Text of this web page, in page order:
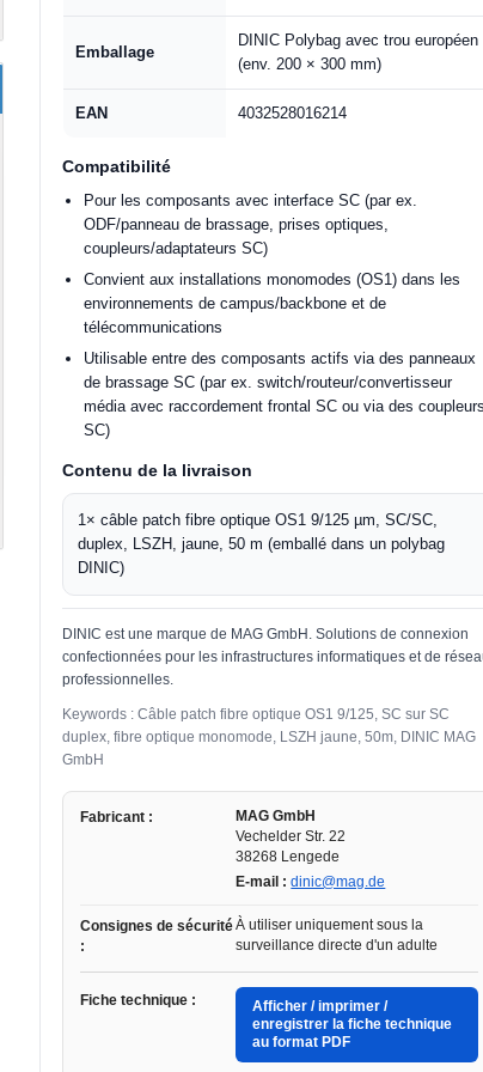
Emballage
DINIC Polybag avec trou européen
(env. 200 × 300 mm)
EAN 4032528016214
Compatibilité
Pour les composants avec interface SC (par ex.
ODF/panneau de brassage, prises optiques,
coupleurs/adaptateurs SC)
Convient aux installations monomodes (OS1) dans les
environnements de campus/backbone et de
télécommunications
Utilisable entre des composants actifs via des panneaux
de brassage SC (par ex. switch/routeur/convertisseur
média avec raccordement frontal SC ou via des
SC)
Contenu de la livraison
1× câble patch fibre optique OS1 9/125 µm, SC/SC,
duplex, LSZH, jaune, 50 m (emballé dans un polybag
DINIC)
DINIC est une marque de MAG GmbH. Solutions de connexion
confectionnées pour les infrastructures informatiques et de
professionnelles.
Keywords : Câble patch fibre optique OS1 9/125, SC sur SC
duplex, fibre optique monomode, LSZH jaune, 50m, DINIC MAG
GmbH
Fabricant :
MAG GmbH
Vechelder Str. 22
38268 Lengede
E-mail : dinic@mag.de
Consignes de sécurité
:
À utiliser uniquement sous la
surveillance directe d'un adulte
Fiche technique :
Afficher / imprimer /
enregistrer la fiche technique
au format PDF